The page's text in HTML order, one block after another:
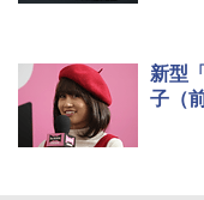
新型
子（